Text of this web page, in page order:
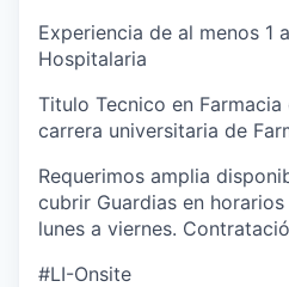
Experiencia de al menos 1
Hospitalaria
Titulo Tecnico en
carrera universitaria de
Requerimos amplia
cubrir Guardias en
lunes a viernes.
#LI-Onsite